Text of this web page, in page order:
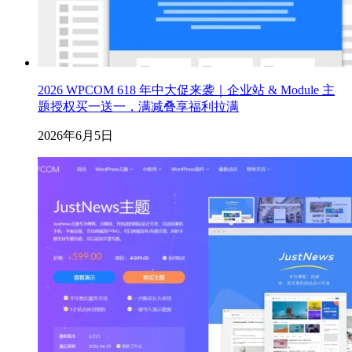
2026 WPCOM 618 年中大促来袭｜企业站 & Module 主
题授权买一送一，满减叠享福利拉满
2026年6月5日